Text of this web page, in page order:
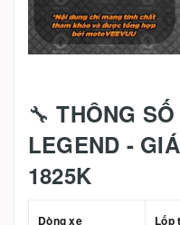
🔧THÔNG
LEGEND -
1825K
Dòng xe Lốp